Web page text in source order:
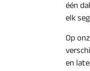
één
elk
Op
en